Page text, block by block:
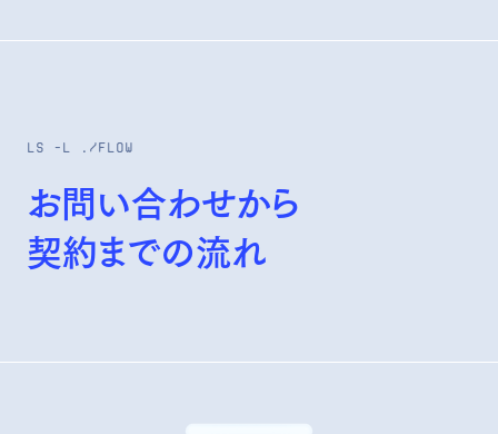
ls -l ./flow
お問い合わせから
契約までの流れ